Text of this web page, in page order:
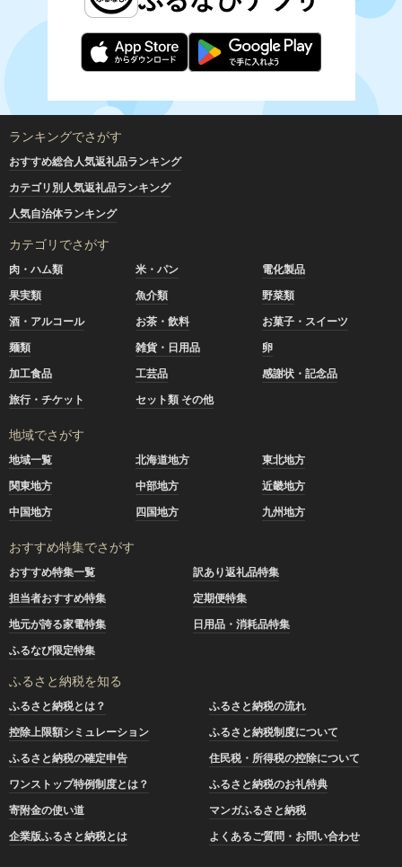
ランキングでさがす
おすすめ総合人気返礼品ランキング
カテゴリ別人気返礼品ランキング
人気自治体ランキング
カテゴリでさがす
肉・ハム類 米・パン
電化製品
果実類
魚介類
野菜類
酒・アルコール
お茶・飲料
お菓子・スイーツ
麺類
雑貨・日用品
卵
加工食品
工芸品
感謝状・記念品
旅行・チケット
セット類 その他
地域でさがす
地域一覧 北海道地方
東北地方
関東地方
中部地方
近畿地方
中国地方
四国地方 九州地方
おすすめ特集でさがす
おすすめ特集一覧
訳あり返礼品特集
担当者おすすめ特集
定期便特集
地元が誇る家電特集
日用品・消耗品特集
ふるなび限定特集
ふるさと納税を知る
ふるさと納税とは？
ふるさと納税の流れ
控除上限額シミュレーション
ふるさと納税制度について
ふるさと納税の確定申告
住民税・所得税の控除について
ワンストップ特例制度とは？
ふるさと納税のお礼特典
寄附金の使い道
マンガふるさと納税
企業版ふるさと納税とは
よくあるご質問・お問い合わせ